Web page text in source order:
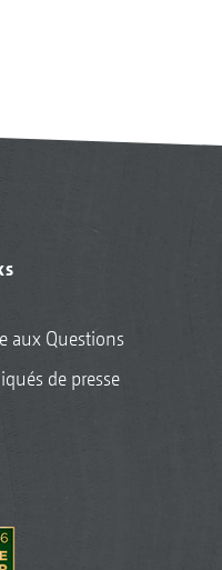
aux Questions
de presse